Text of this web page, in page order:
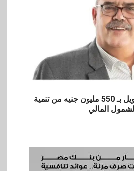
فوري تحصل على تمويل بـ 550 مليون جنيه من تنمية
المالي